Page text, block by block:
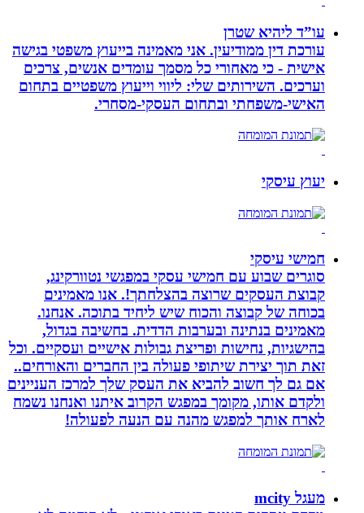
עו”ד ליהיא שטרן
עורכת דין ממודיעין. אני מאמינה בייעוץ משפטי בגישה
אישית - כי מאחורי כל מסמך עומדים אנשים, צרכים
וערכים. השירותים שלי: ליווי וייעוץ משפטיים בתחום
האישי-משפחתי ובתחום העסקי-מסחרי.
יעוץ עיסקי
חמישי עיסקי
סוגרים שבוע עם חמישי עסקי במפגשי נטוורקינג,
קבוצת העסקים שרוצה בהצלחתך!. אנו מאמינים
בכוחה של קבוצה והכוח שיש ליחיד בתוכה. אנחנו.
מאמינים בנתינה ובערבות הדדית. בחשיבה בגדול,
בהישגיות, נחישות ופריצת גבולות אישיים ועסקיים. וכל
זאת תוך יצירת שיתופי פעולה בין החברים והאורחים..
אם גם לך חשוב להביא את העסק שלך למרכז העניינים
ולקדם אותו, מקומך במפגש הקרוב איתנו ואנחנו נשמח
לארח אותך למפגש מהנה עם הנעה לפעולה!
מעגל mcity